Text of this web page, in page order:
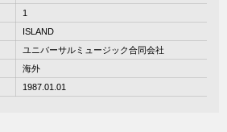
1
ISLAND
ユニバーサルミュージック合同会社
海外
1987.01.01